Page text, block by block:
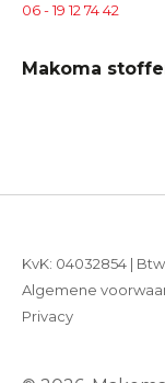
06 - 19 12 74 42
Makoma
KvK: 04032854 |
Algemene
Privacy